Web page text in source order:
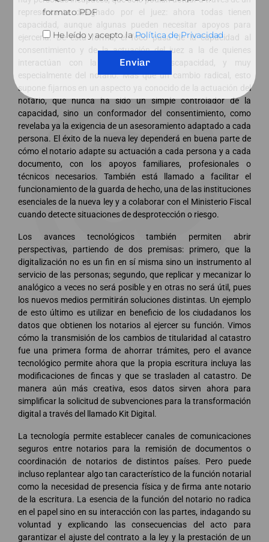
representante designado por el juez: ahora todas tienen
capacidad, aunque algunas pueden necesitar apoyos para
ejercerla. De esta forma, el foco pasa de la capacidad al
consentimiento y de la actuación del juez a la de quienes
interactúan con la persona con discapacidad, y muy
especialmente del notario. Más que un cambio radical, esto
supone fijarnos en un aspecto ya conocido de la actuación del
notario, que nunca ha sido un simple controlador de la
capacidad, sino un conformador del consentimiento, como
revelaba ya la exigencia de un asesoramiento adaptado a cada
persona. El éxito de la nueva ley dependerá en buena parte de
cómo el notario adapte su actuación a cada persona y a cada
documento, con los apoyos familiares, profesionales o
técnicos necesarios. También está llamado a facilitar el
funcionamiento de la guarda de hecho, una de las instituciones
esenciales de la nueva ley y a colaborar con el Ministerio Fiscal
cuando detecte situaciones de desprotección o riesgo.
Los avances tecnológicos también permiten abrir
perspectivas, partiendo de dos premisas: primero, que la
digitalización no es un fin en sí misma sino un instrumento al
servicio de las personas; segundo, que replicar y mecanizar lo
analógico a veces no será posible y en otras no será útil, pues
los nuevos medios permitirán soluciones distintas. Un ejemplo
de esto último es utilizar en beneficio de los ciudadanos los
datos que obtienen los notarios al ejercer su función. Vimos
cómo la transmisión de los cambios de titularidad al catastro
fue una primera forma de ahorrar trámites, pero el avance
tecnológico permite ahora que la propia escritura incluya las
modificaciones de fincas y que se trasladen al catastro. De
manera aún más creativa, esos datos sirven ahora para
simplificar la solicitud de subvenciones para la transformación
digital a través del llamado Kit Digital.
La tecnología permite establecer canales de comunicaciones
seguros entre notarios para la remisión de documentos o
coordinación de notarios de distintos países. Pero puede
incluso replantear algo tan característico de la función notarial
como la necesidad de presencia física y de firma ante notario
de la escritura. La esencia de la función del notario no radica
en el papel sino en su interacción con las partes, indagando su
voluntad y explicando las consecuencias del acto para
garantizar el ajuste del contrato a la ley y la prestación de un
formato PDF
He leído y acepto laPolítica de Privacidad
Enviar